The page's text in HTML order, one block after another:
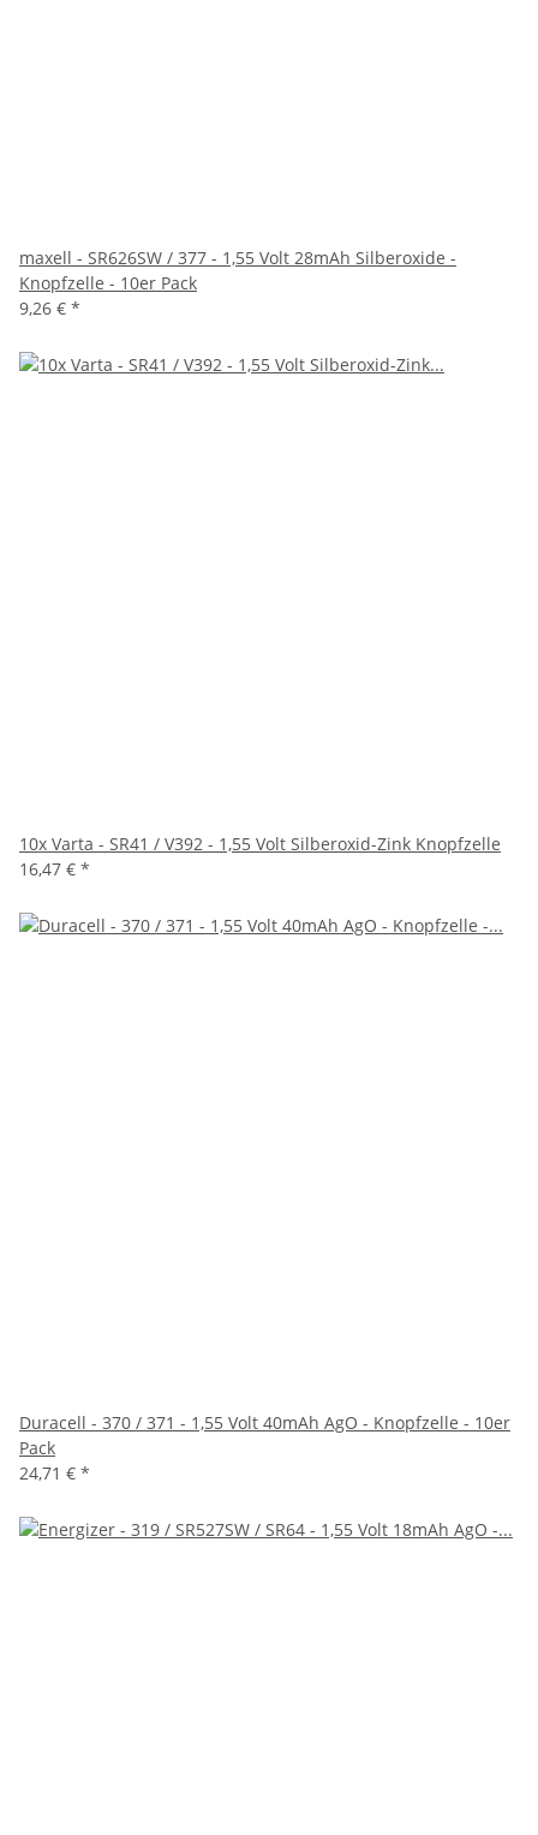
maxell - SR626SW / 377 - 1,55 Volt 28mAh Silberoxide -
Knopfzelle - 10er Pack
9,26 € *
10x Varta - SR41 / V392 - 1,55 Volt Silberoxid-Zink Knopfzelle
16,47 € *
Duracell - 370 / 371 - 1,55 Volt 40mAh AgO - Knopfzelle - 10er
Pack
24,71 € *